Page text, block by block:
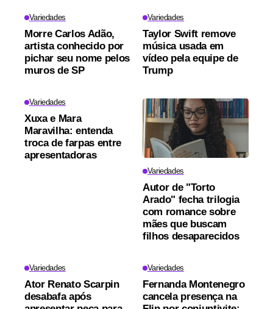
Variedades
Morre Carlos Adão,
artista conhecido por
pichar seu nome pelos
muros de SP
Variedades
Taylor Swift remove
música usada em
vídeo pela equipe de
Trump
Variedades
Xuxa e Mara
Maravilha: entenda
troca de farpas entre
apresentadoras
Variedades
Autor de "Torto
Arado" fecha trilogia
com romance sobre
mães que buscam
filhos desaparecidos
Variedades
Ator Renato Scarpin
desabafa após
Variedades
Fernanda Montenegro
cancela presença na